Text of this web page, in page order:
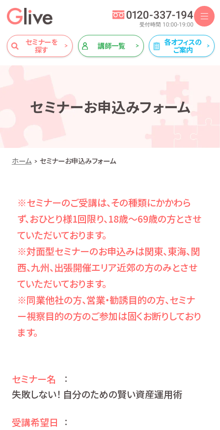
セミナーを
探す
講師一覧
各オフィスの
ご案内
セミナーお申込みフォーム
ホーム セミナーお申込みフォーム
※セミナーのご受講は、その種類にかかわら
ず、おひとり様1回限り、18歳～69歳の方とさせ
ていただいております。
※対面型セミナーのお申込みは関東、東海、関
西、九州、出張開催エリア近郊の方のみとさせ
ていただいております。
※同業他社の方、営業・勧誘目的の方、セミナ
ー視察目的の方のご参加は固くお断りしており
ます。
セミナー名 ：
失敗しない！ 自分のための賢い資産運用術
受講希望日 ：